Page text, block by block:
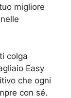
migliore
colga
Easy
che ogni
con sé.